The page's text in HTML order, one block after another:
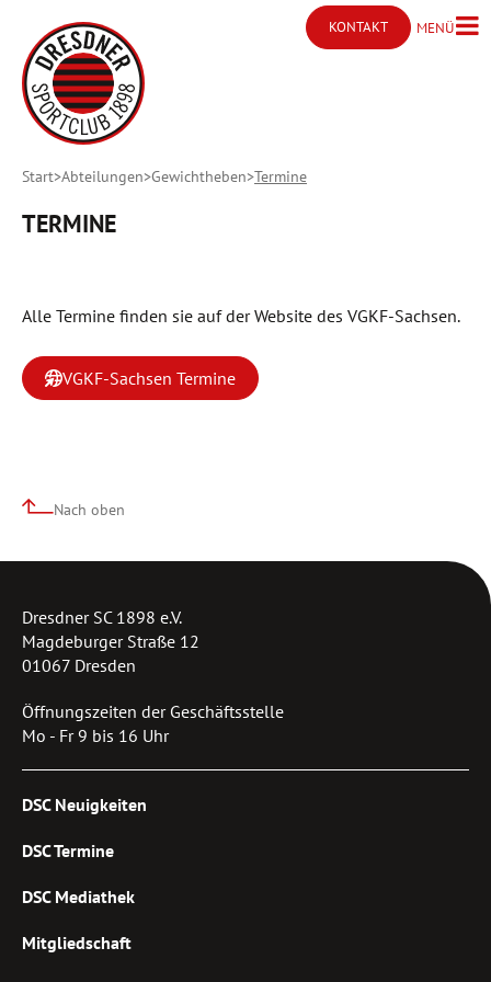
KONTAKT
Kontakt öffnen
MENÜMenü
Start Abteilungen Gewichtheben Termine
TERMINE
Alle Termine finden sie auf der Website des VGKF-Sachsen.
VGKF-Sachsen Termine
Nach oben
Dresdner SC 1898 e.V.
Magdeburger Straße 12
01067 Dresden
Öffnungszeiten der Geschäftsstelle
Mo - Fr 9 bis 16 Uhr
DSC Neuigkeiten
DSC Termine
DSC Mediathek
Mitgliedschaft